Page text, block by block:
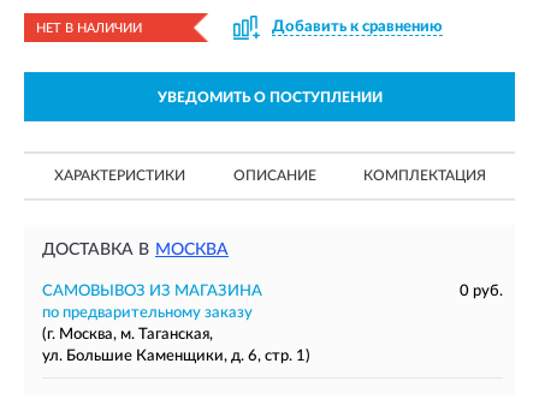
НЕТ В НАЛИЧИИ Добавить к сравнению
УВЕДОМИТЬ О ПОСТУПЛЕНИИ
ХАРАКТЕРИСТИКИ ОПИСАНИЕ КОМПЛЕКТАЦИЯ
ДОСТАВКА В МОСКВА
САМОВЫВОЗ ИЗ МАГАЗИНА
0 руб.
по предварительному заказу
(г. Москва, м. Таганская,
ул. Большие Каменщики, д. 6, стр. 1)